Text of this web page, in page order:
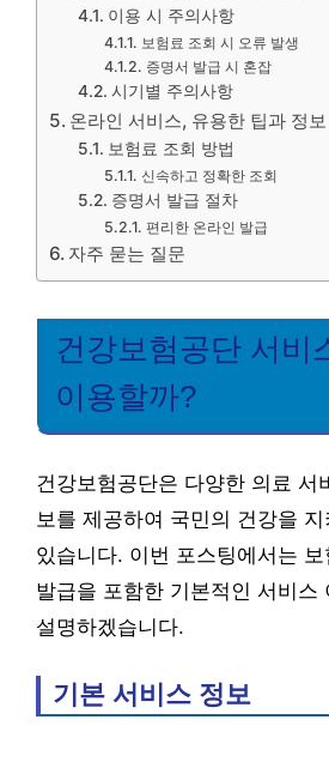
이용 시 주의사항
보험료 조회 시 오류 발생
증명서 발급 시 혼잡
시기별 주의사항
온라인 서비스, 유용한 팁과 정보
보험료 조회 방법
신속하고 정확한 조회
증명서 발급 절차
편리한 온라인 발급
자주 묻는 질문
건강보험공단 서비
이용할까?
건강보험공단은 다양한 의료 서
보를 제공하여 국민의 건강을
있습니다. 이번 포스팅에서는
발급을 포함한 기본적인 서비스
설명하겠습니다.
기본 서비스 정보